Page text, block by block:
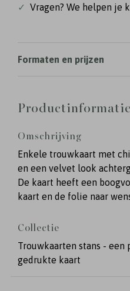
✓ Vragen? We helpen je
Formaten en prijzen
Productinformatie
Omschrijving
Enkele trouwkaart met
en een velvet look
De kaart heeft een
kaart en de folie naar
Collectie
Trouwkaarten stans -
gedrukte kaart